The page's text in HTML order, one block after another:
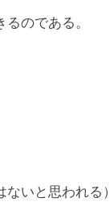
のである。
いと思われる）